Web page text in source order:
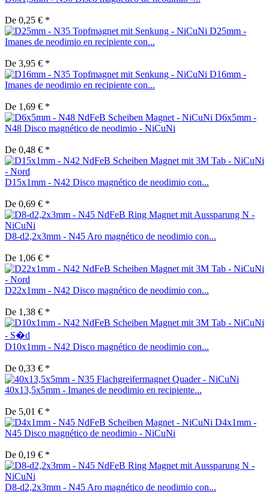
De 0,25 € *
D25mm -
Imanes de neodimio en recipiente con...
De 3,95 € *
D16mm -
Imanes de neodimio en recipiente con...
De 1,69 € *
D6x5mm -
N48 Disco magnético de neodimio - NiCuNi
De 0,48 € *
D15x1mm - N42 Disco magnético de neodimio con...
De 0,69 € *
D8-d2,2x3mm - N45 Aro magnético de neodimio con...
De 1,06 € *
D22x1mm - N42 Disco magnético de neodimio con...
De 1,38 € *
D10x1mm - N42 Disco magnético de neodimio con...
De 0,33 € *
40x13,5x5mm - Imanes de neodimio en recipiente...
De 5,01 € *
D4x1mm -
N45 Disco magnético de neodimio - NiCuNi
De 0,19 € *
D8-d2,2x3mm - N45 Aro magnético de neodimio con...